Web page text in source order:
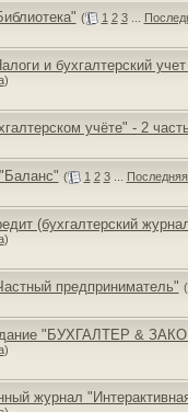
( 1 2 3...
и бухгалтерский
)
учёте" - 2
( 1 2 3...
(бухгалтерский
)
предприниматель" (
"БУХГАЛТЕР &
)
журнал